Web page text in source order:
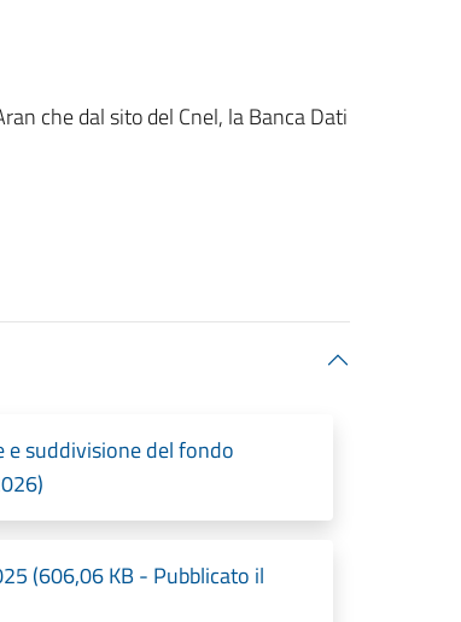
che dal sito del Cnel, la Banca Dati
e suddivisione del fondo
(606,06 KB - Pubblicato il